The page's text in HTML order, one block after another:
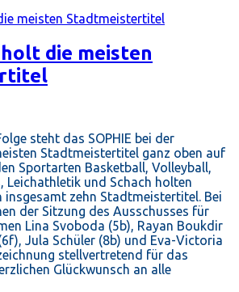
holt die meisten
steht das SOPHIE bei der
Stadtmeistertitel ganz oben auf
Sportarten Basketball, Volleyball,
Leichathletik und Schach holten
insgesamt zehn Stadtmeistertitel. Bei
der Sitzung des Ausschusses für
Lina Svoboda (5b), Rayan Boukdir
Jula Schüler (8b) und Eva-Victoria
stellvertretend für das
Glückwunsch an alle